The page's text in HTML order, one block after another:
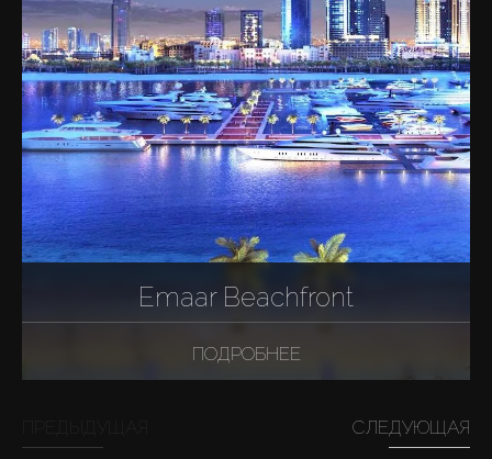
Emaar Beachfront
ПОДРОБНЕЕ
СЛЕДУЮЩАЯ